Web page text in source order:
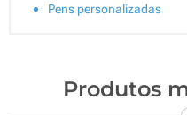
Pens personalizadas
Produtos